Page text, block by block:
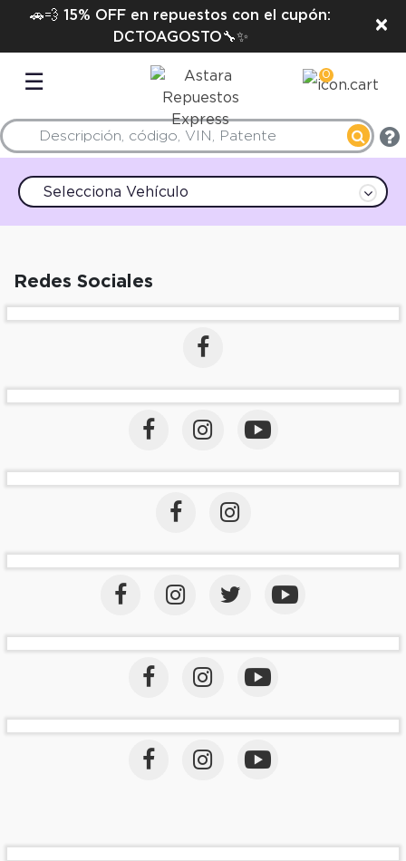
🚗💨 15% OFF en repuestos con el cupón:
DCTOAGOSTO🔧✨
×
☰ 0
Selecciona Vehículo
Redes Sociales